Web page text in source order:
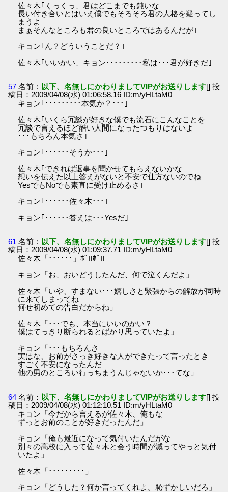
佐々木｢くっくっ、君はどこまでも鈍いな
長い付き合いとはいえ僕でもそろそろ君の人格を疑ってし
まうよ
まぁそんなところも君の良いところではあるんだが｣
キョン｢ん？どういうことだ？｣
佐々木｢いいかい、キョン･････････私は･･･君が好きだ｣
57 名前： 以下、名無しにかわりましてVIPがお送りします[] 投
稿日：2009/04/08(水) 01:06:58.16 ID:m/yHLtaM0
キョン｢･････････本気か？･･･｣
佐々木｢いくら冗談が好きな僕でも流石にこんなことを
冗談で言えるほど酷い人間になったつもりはないよ
･･･もちろん本気さ｣
キョン｢･･････そうか･･･｣
佐々木｢できれば返事を聞かせてもらえないかな
想いを伝えた以上答えがないと不安で仕方ないのでね
YesでもNoでも素直に受け止めるさ｣
キョン｢･･････佐々木･･･｣
キョン｢･･････答えは･･･Yesだ｣
61 名前： 以下、名無しにかわりましてVIPがお送りします[] 投
稿日：2009/04/08(水) 01:09:37.71 ID:m/yHLtaM0
佐々木「･･････」ﾎﾟﾛﾎﾟﾛ
キョン「お、おいどうしたんだ、何で泣くんだよ」
佐々木「いや、すまない･･･嬉しさと緊張からの解放が同時
に来てしまってね
何せ初めての告白だからね」
佐々木「･･･でも、本当にいいのかい？
僕はてっきり断られるとばかり思っていたよ」
キョン「･･･もちろんさ
実はな、お前がさっき好きな人ができたって言ったとき
すごく不安になったんだ
他の男のところい行っちまうんじゃないか･･･てな」
64 名前： 以下、名無しにかわりましてVIPがお送りします[] 投
稿日：2009/04/08(水) 01:12:10.51 ID:m/yHLtaM0
キョン「今だから言えるが佐々木、俺もな
ずっとお前のことが好きだったんだ」
キョン「俺も最近になって気付いたんだがな
別々の高校に入って佐々木と会う時間が減ってやっと気付
いたよ」
佐々木「･････････」
キョン「どうした？何か言ってくれよ。恥ずかしいだろ」